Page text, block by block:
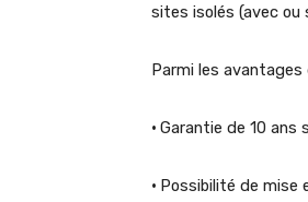
sites isolés (avec ou
Parmi les avantages
• Garantie de 10 ans
• Possibilité de mise